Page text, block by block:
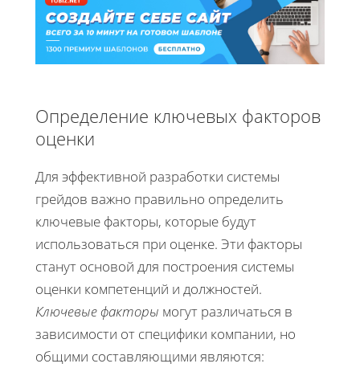
Определение ключевых факторов
оценки
Для эффективной разработки системы
грейдов важно правильно определить
ключевые факторы, которые будут
использоваться при оценке. Эти факторы
станут основой для построения системы
оценки компетенций и должностей.
Ключевые факторы могут различаться в
зависимости от специфики компании, но
общими составляющими являются: